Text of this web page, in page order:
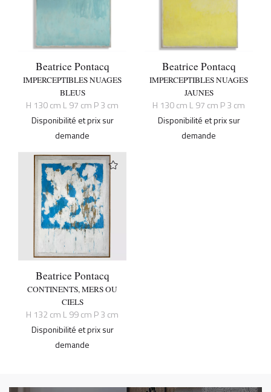
Beatrice Pontacq
IMPERCEPTIBLES NUAGES
BLEUS
H 130 cm L 97 cm P 3 cm
Disponibilité et prix sur
demande
Beatrice Pontacq
IMPERCEPTIBLES NUAGES
JAUNES
H 130 cm L 97 cm P 3 cm
Disponibilité et prix sur
demande
Beatrice Pontacq
CONTINENTS, MERS OU
CIELS
H 132 cm L 99 cm P 3 cm
Disponibilité et prix sur
demande